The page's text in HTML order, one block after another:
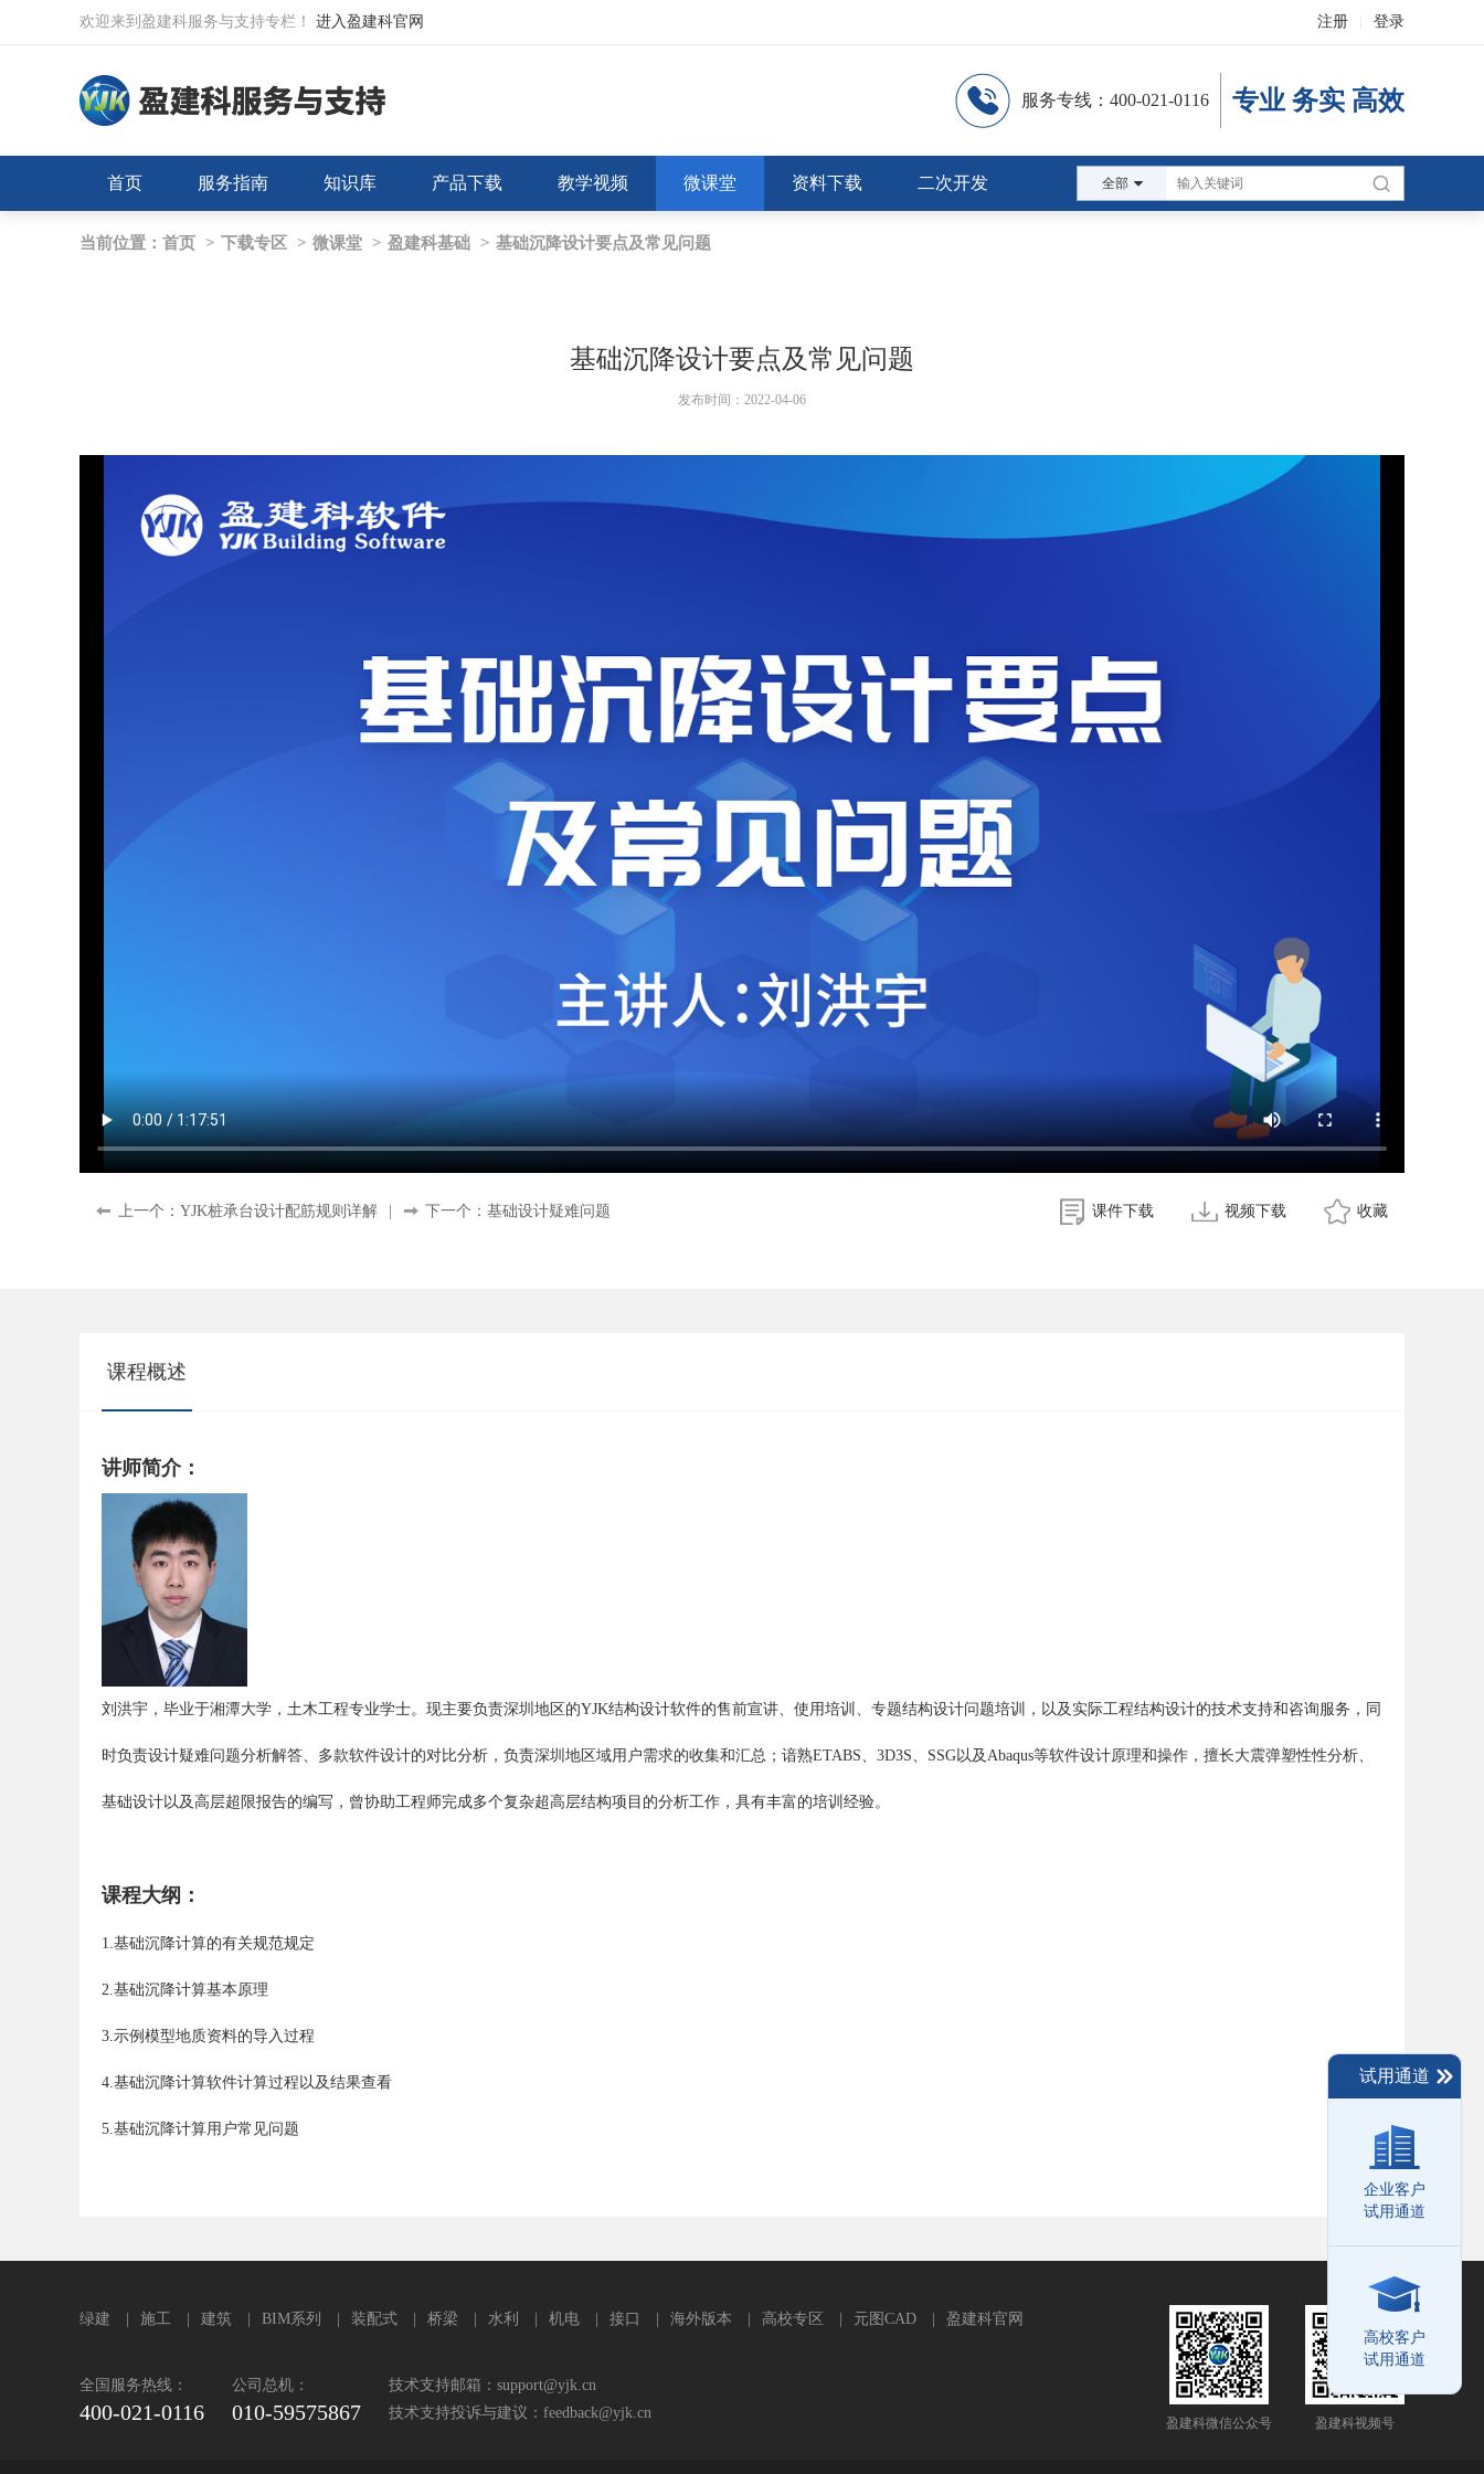
欢迎来到盈建科服务与支持专栏！ 进入盈建科官网 注册 登录
服务专线：400-021-0116 专业 务实 高效
首页 服务指南 知识库 产品下载 教学视频 微课堂 资料下载 二次开发 全部
当前位置： 首页 > 下载专区 > 微课堂 > 盈建科基础 > 基础沉降设计要点及常见问题
基础沉降设计要点及常见问题
发布时间：2022-04-06
上一个：YJK桩承台设计配筋规则详解 下一个：基础设计疑难问题 课件下载 视频下载 收藏
课程概述
讲师简介：
刘洪宇，毕业于湘潭大学，土木工程专业学士。现主要负责深圳地区的YJK结构设计软件的售前宣讲、使用培训、专题结构设计问题培训，以及实际工程结构设计的技术支持和咨询服务，同
时负责设计疑难问题分析解答、多款软件设计的对比分析，负责深圳地区域用户需求的收集和汇总；谙熟ETABS、3D3S、SSG以及Abaqus等软件设计原理和操作，擅长大震弹塑性性分析、
基础设计以及高层超限报告的编写，曾协助工程师完成多个复杂超高层结构项目的分析工作，具有丰富的培训经验。
课程大纲：
1.基础沉降计算的有关规范规定
2.基础沉降计算基本原理
3.示例模型地质资料的导入过程
4.基础沉降计算软件计算过程以及结果查看
5.基础沉降计算用户常见问题
绿建 施工 建筑 BIM系列 装配式 桥梁 水利 机电 接口 海外版本 高校专区 元图CAD 盈建科官网
全国服务热线：
400-021-0116
公司总机：
010-59575867
技术支持邮箱：support@yjk.cn
技术支持投诉与建议：feedback@yjk.cn
盈建科微信公众号 盈建科视频号
试用通道
企业客户
试用通道
高校客户
试用通道